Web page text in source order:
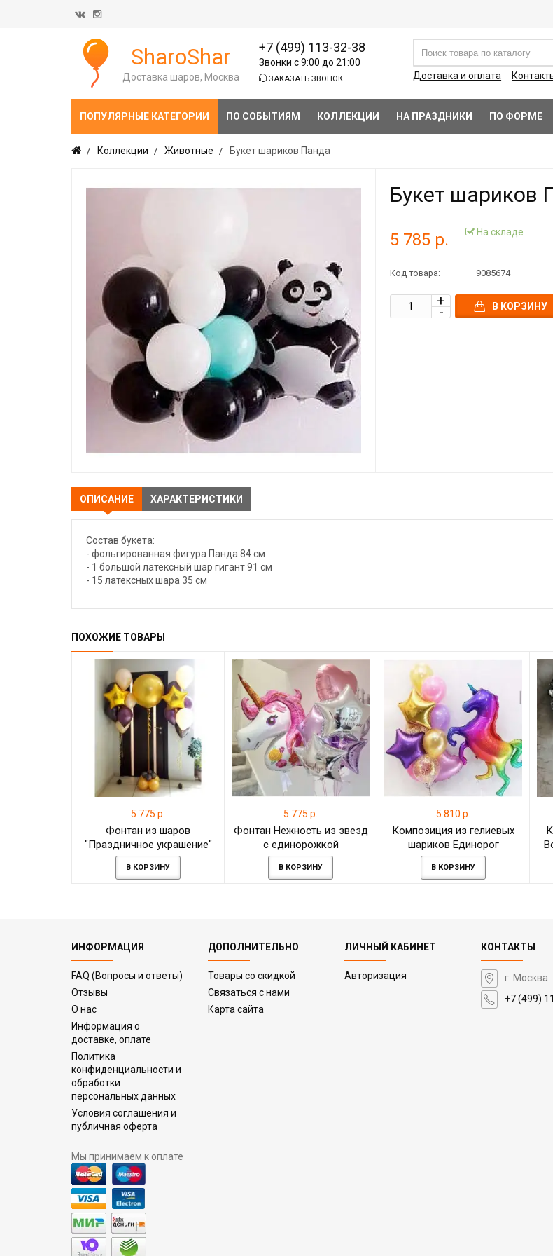
SharoShar
Доставка шаров, Москва
+7 (499) 113-32-38
Звонки с 9:00 до 21:00
ЗАКАЗАТЬ ЗВОНОК Доставка и оплата
ПОПУЛЯРНЫЕ КАТЕГОРИИ ПО СОБЫТИЯМ КОЛЛЕКЦИИ НА ПРАЗДНИКИ ПО ФОРМЕ
Коллекции Животные Букет шариков Панда
Букет шариков
5 785 р. На складе
Код товара: 9085674
В КОРЗИНУ
ОПИСАНИЕ ХАРАКТЕРИСТИКИ
Состав букета:
- фольгированная фигура Панда 84 см
- 1 большой латексный шар гигант 91 см
- 15 латексных шара 35 см
ПОХОЖИЕ ТОВАРЫ
5 775 р.
Фонтан из шаров
"Праздничное украшение"
В КОРЗИНУ
5 775 р.
Фонтан Нежность из звезд
с единорожкой
В КОРЗИНУ
5 810 р.
Композиция из гелиевых
шариков Единорог
радужный со звёздами и
сердцем
В КОРЗИНУ
ИНФОРМАЦИЯ
FAQ (Вопросы и ответы)
Отзывы
О нас
Информация о
доставке, оплате
Политика
конфиденциальности и
обработки
персональных данных
Условия соглашения и
публичная оферта
Мы принимаем к оплате
ДОПОЛНИТЕЛЬНО
Товары со скидкой
Связаться с нами
Карта сайта
ЛИЧНЫЙ КАБИНЕТ
Авторизация
КОНТАКТЫ
г. Москва
+7 (499)